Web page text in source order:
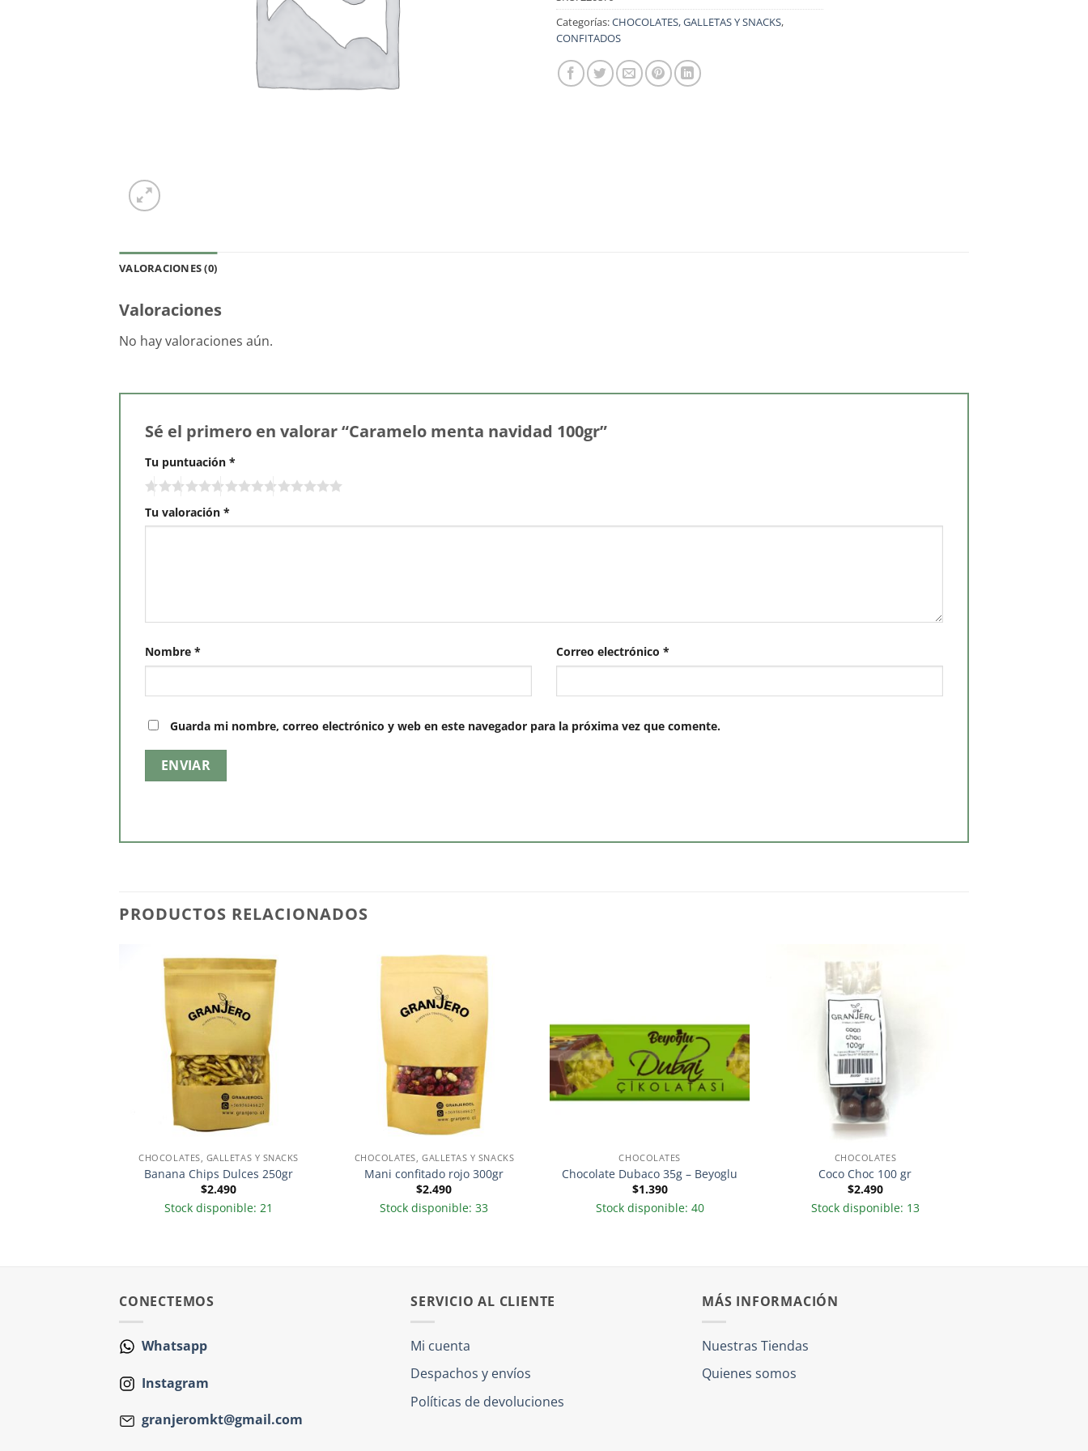
Categorías:CHOCOLATES, GALLETAS Y SNACKS,
CONFITADOS
VALORACIONES (0)
Valoraciones
No hay valoraciones aún.
Sé el primero en valorar “Caramelo menta navidad 100gr”
Tu puntuación *
Tu valoración *
Nombre * Correo electrónico *
Guarda mi nombre, correo electrónico y web en este navegador para la próxima vez que comente.
PRODUCTOS RELACIONADOS
CHOCOLATES, GALLETAS Y SNACKS
Banana Chips Dulces 250gr
$2.490
Stock disponible: 21
CHOCOLATES, GALLETAS Y SNACKS
Mani confitado rojo 300gr
$2.490
Stock disponible: 33
CHOCOLATES
Chocolate Dubaco 35g – Beyoglu
$1.390
Stock disponible: 40
CHOCOLATES
Coco Choc 100 gr
$2.490
Stock disponible: 13
CONECTEMOS
Whatsapp
Instagram
granjeromkt@gmail.com
SERVICIO AL CLIENTE
Mi cuenta
Despachos y envíos
Políticas de devoluciones
MÁS INFORMACIÓN
Nuestras Tiendas
Quienes somos